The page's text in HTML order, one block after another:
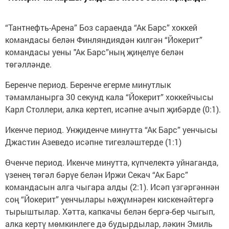
“Тантнефть-Арена” Боз сараенда “Ак Барс” хоккей
командасы белән Финляндиядән килгән “Йокерит”
командасы уены "Ак Барс”ның җиңелүе белән
төгәлләнде.
Беренче период. Беренче егерме минутлык
тәмамланырга 30 секунд кала “Йокерит” хоккейчысы
Карл Столлери, алка кертеп, исәпне ачып җибәрде (0:1).
Икенче период. Унҗиденче минутта “Ак Барс” уенчысы
Джастин Азеведо исәпне тигезләштерде (1:1)
Өченче период. Икенче минутта, күпчелектә уйнаганда,
үзенең төгәл бәрүе белән Иржи Секач “Ак Барс”
командасын алга чыгара алды (2:1). Исәп үзгәргәннән
соң “Йокерит” уенчылары һөҗүмнәрен кискенәйтергә
тырыштылар. Хәтта, капкачы белән бергә-бер чыгып,
алка кертү мөмкинлеге дә будырдылар, ләкин Эмиль